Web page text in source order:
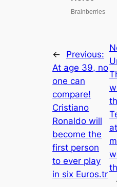
←
Previous:
At age 39, no
one can
compare!
Cristiano
Ronaldo will
become the
first person
to ever play
in six Euros.tr